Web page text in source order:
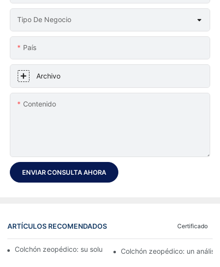
Tipo De Negocio
País
Archivo
Contenido
ENVIAR CONSULTA AHORA
ARTÍCULOS RECOMENDADOS Certificado
Colchón zeopédico: su solución definitiva para el confort
Colchón zeopédico: un